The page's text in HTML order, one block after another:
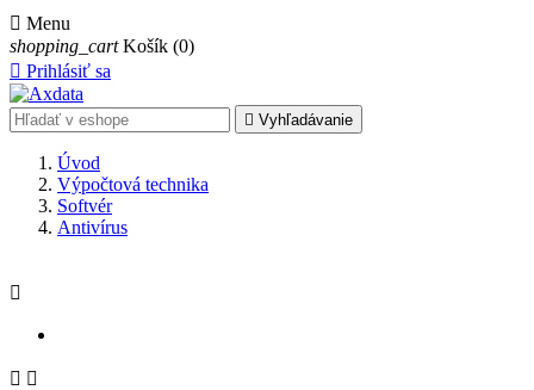
 Menu
shopping_cart Košík (0)
 Prihlásiť sa
 Vyhľadávanie
Úvod
Výpočtová technika
Softvér
Antivírus

 